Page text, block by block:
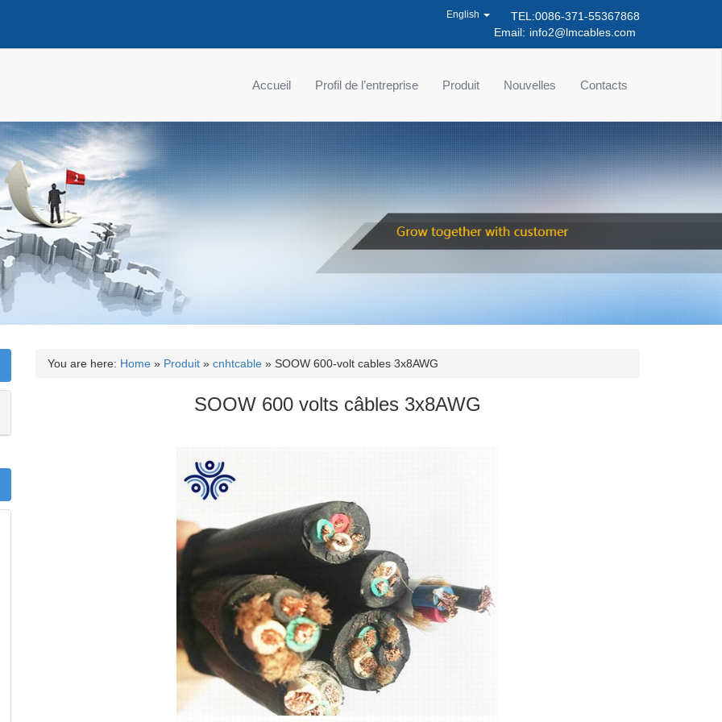
TEL:0086-371-55367868
Email: info2@lmcables.com
English
Accueil Profil de l’entreprise Produit Nouvelles Contacts
You are here: Home » Produit » cnhtcable » SOOW 600-volt cables 3x8AWG
SOOW 600 volts câbles 3x8AWG